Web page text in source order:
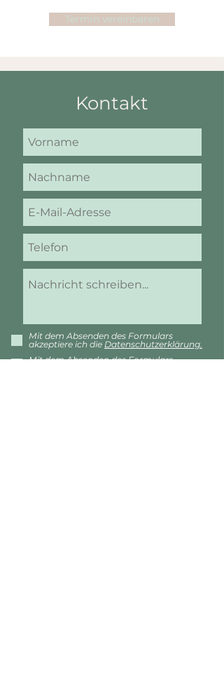
Termin vereinbaren
Kontakt
Mit dem Absenden des Formulars
akzeptiere ich die Datenschutzerklärung.
Mit dem Absenden des Formulars